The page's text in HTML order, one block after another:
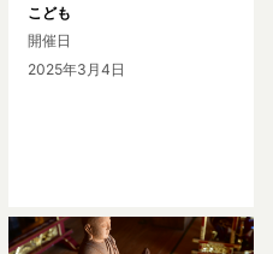
こども
開催日
2025年3月4日